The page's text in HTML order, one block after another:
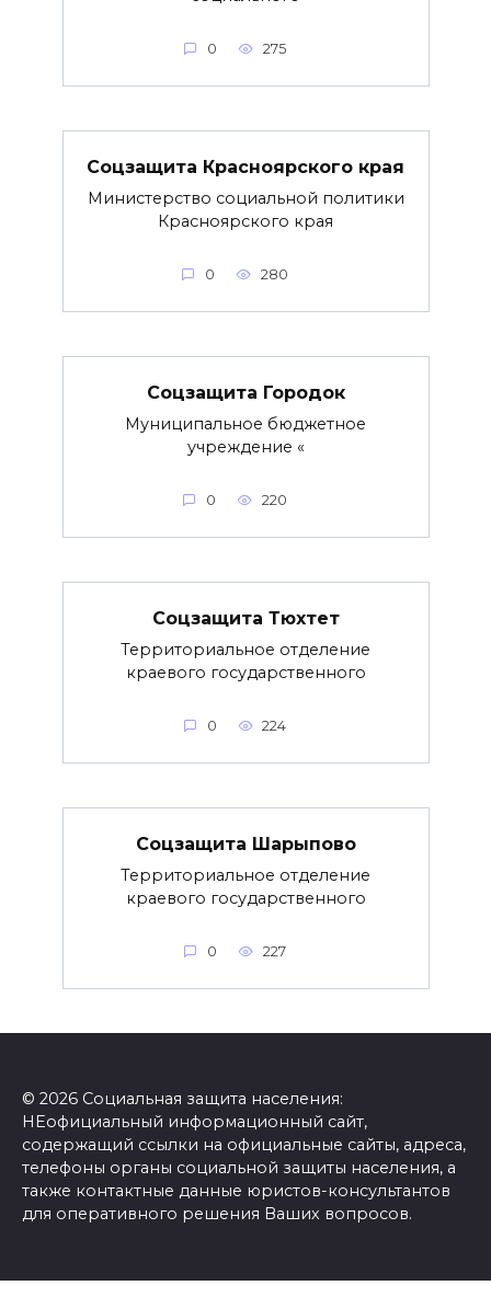
0 275
Соцзащита Красноярского края
Министерство социальной политики
Красноярского края
0 280
Соцзащита Городок
Муниципальное бюджетное
учреждение «
0 220
Соцзащита Тюхтет
Территориальное отделение
краевого государственного
0 224
Соцзащита Шарыпово
Территориальное отделение
краевого государственного
0 227
© 2026 Социальная защита населения:
НЕофициальный информационный сайт,
содержащий ссылки на официальные сайты, адреса,
телефоны органы социальной защиты населения, а
также контактные данные юристов-консультантов
для оперативного решения Ваших вопросов.